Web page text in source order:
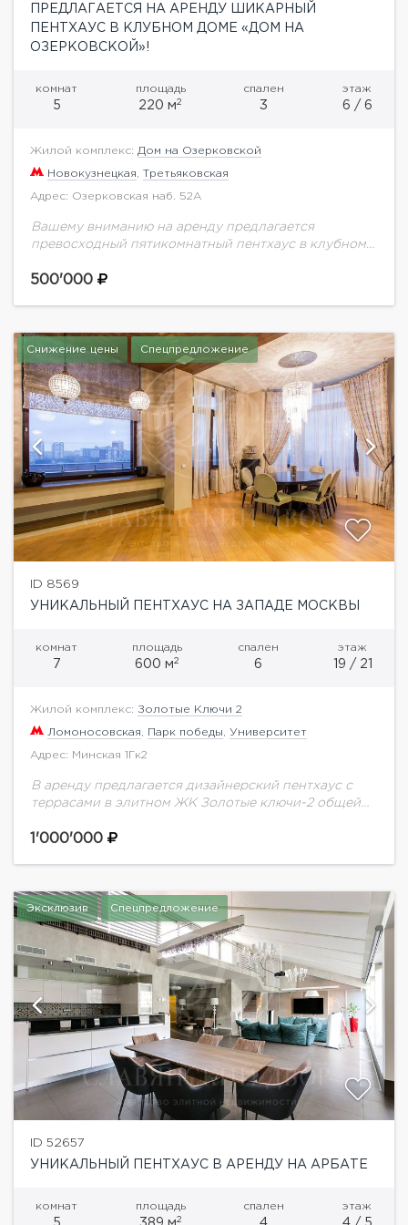
ПРЕДЛАГАЕТСЯ НА АРЕНДУ ШИКАРНЫЙ
ПЕНТХАУС В КЛУБНОМ ДОМЕ «ДОМ НА
ОЗЕРКОВСКОЙ»!
комнат
5
площадь
220 м2
спален
3
этаж
6 / 6
Жилой комплекс: Дом на Озерковской
Новокузнецкая Третьяковская
Адрес: Озерковская наб. 52А
Вашему вниманию на аренду предлагается
превосходный пятикомнатный пентхаус в клубном
адресу: Озерковская набережная, 52А. Просторный,
500'000
Снижение цены Спецпредложение
ID 8569
УНИКАЛЬНЫЙ ПЕНТХАУС НА ЗАПАДЕ МОСКВЫ
комнат
7
площадь
600 м2
спален
6
этаж
19 / 21
Жилой комплекс: Золотые Ключи 2
Ломоносовская Парк победы Университет
Адрес: Минская 1Гк2
В аренду предлагается дизайнерский пентхаус с
террасами в элитном ЖК Золотые ключи-2 общей
известных дизайнеров, вся техника от лучших...
1'000'000
Эксклюзив Спецпредложение
ID 52657
УНИКАЛЬНЫЙ ПЕНТХАУС В АРЕНДУ НА АРБАТЕ
комнат
5
площадь
389 м2
спален
4
этаж
4 / 5